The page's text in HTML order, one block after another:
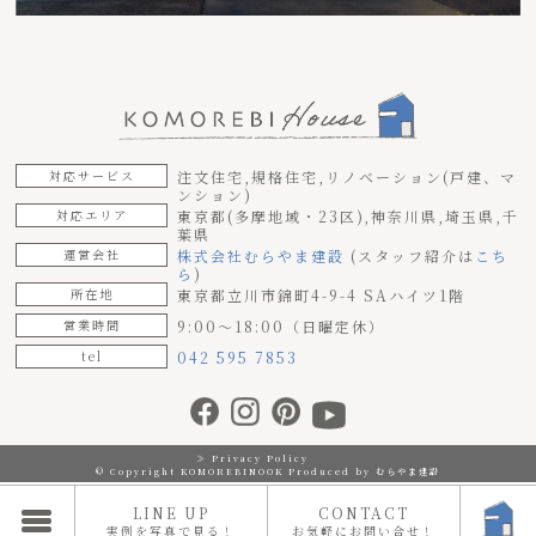
対応サービス
注文住宅,規格住宅,リノベーション(戸建、マ
ンション)
対応エリア
東京都(多摩地域・23区),神奈川県,埼玉県,千
葉県
運営会社 株式会社むらやま建設 (スタッフ紹介は こち
ら )
所在地 東京都立川市錦町4-9-4 SAハイツ1階
営業時間 9:00～18:00（日曜定休）
tel 042 595 7853
LINE UP
実例を写真で見る！
CONTACT
お気軽にお問い合せ！
≫ Privacy Policy
© Copyright KOMOREBINOOK Produced by むらやま建設